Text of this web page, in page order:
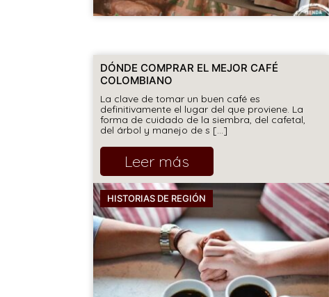
DÓNDE COMPRAR EL MEJOR CAFÉ
COLOMBIANO
La clave de tomar un buen café es
definitivamente el lugar del que proviene. La
forma de cuidado de la siembra, del cafetal,
del árbol y manejo de s [...]
Leer más
HISTORIAS DE REGIÓN